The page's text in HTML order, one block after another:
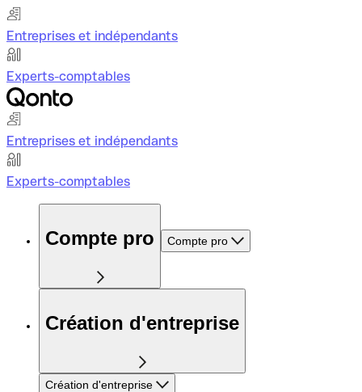
Entreprises et indépendants
Experts-comptables
Entreprises et indépendants
Experts-comptables
Compte pro Compte pro
Création d'entreprise
Création d'entreprise